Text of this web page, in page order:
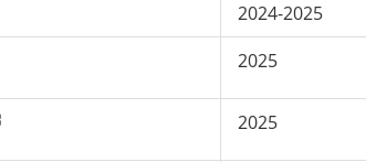
2024-2025
2025
2025